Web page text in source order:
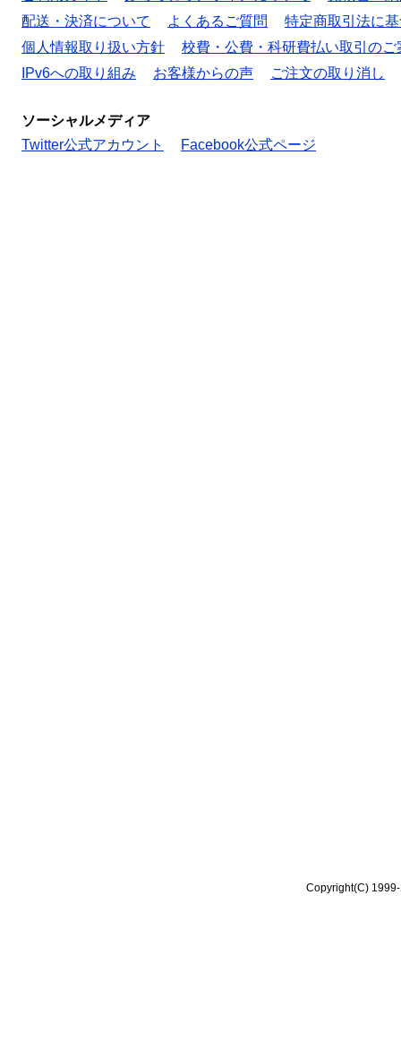
配送・決済について
よくあるご質問
特定商取引法に
個人情報取り扱い方針
校費・公費・科研費払い取引のご
IPv6への取り組み
お客様からの声 ご注文の取り消し
ソーシャルメディア
Twitter公式アカウント
Facebook公式ページ
Copyright(C)